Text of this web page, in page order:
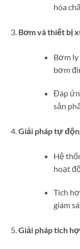
hóa
Bơm và thiết bị
Bơm
bơm
Đáp
sản
Giải pháp tự
Hệ
hoạt
Tích
giám
Giải pháp tích